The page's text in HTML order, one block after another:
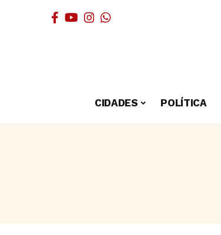
CIDADES POLÍTICA